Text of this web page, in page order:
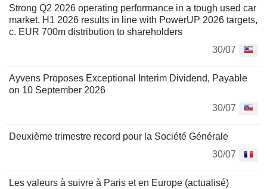
Strong Q2 2026 operating performance in a tough used car
market, H1 2026 results in line with PowerUP 2026 targets,
c. EUR 700m distribution to shareholders
30/07
Ayvens Proposes Exceptional Interim Dividend, Payable
on 10 September 2026
30/07
Deuxième trimestre record pour la Société Générale
30/07
Les valeurs à suivre à Paris et en Europe (actualisé)